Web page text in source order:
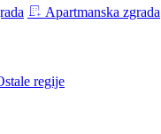
Apartmanska zgrada
regije